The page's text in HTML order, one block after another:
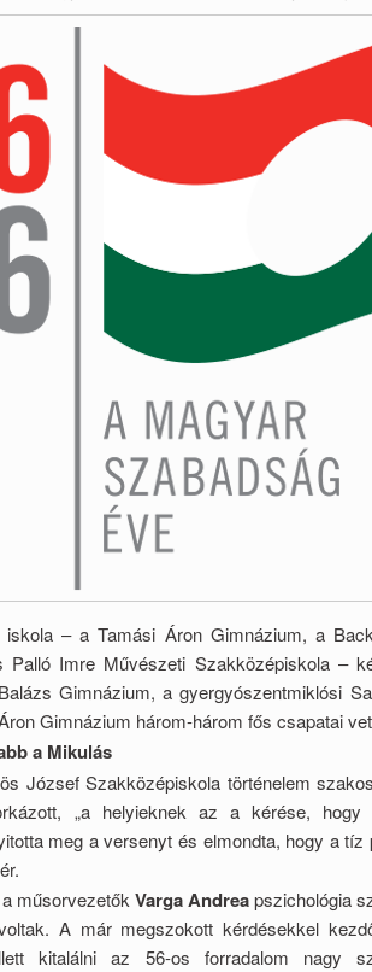
iskola – a Tamási Áron Gimnázium, a
Palló Imre Művészeti Szakközépiskola –
Gimnázium, a gyergyószentmiklósi
Gimnázium három-három fős csapatai
a Mikulás
József Szakközépiskola történelem
„a helyieknek az a kérése,
meg a versenyt és elmondta, hogy a
műsorvezetők Varga Andreapszichológia
A már megszokott kérdésekkel
kitalálni az 56-os forradalom nagy